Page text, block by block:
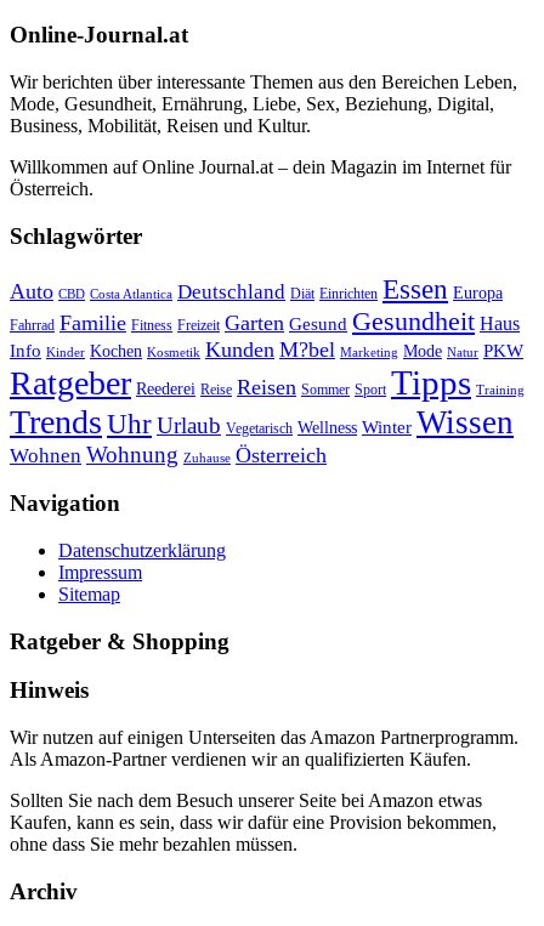
Online-Journal.at
Wir berichten über interessante Themen aus den Bereichen Leben,
Mode, Gesundheit, Ernährung, Liebe, Sex, Beziehung, Digital,
Business, Mobilität, Reisen und Kultur.
Willkommen auf Online Journal.at – dein Magazin im Internet für
Österreich.
Schlagwörter
Auto CBD Costa Atlantica Deutschland Diät Einrichten Essen Europa
Fahrrad Familie Fitness Freizeit Garten Gesund Gesundheit Haus
Info Kinder Kochen Kosmetik Kunden M?bel Marketing Mode Natur PKW
Ratgeber Reederei Reise Reisen Sommer Sport Tipps Training
Trends UhrUrlaub Vegetarisch Wellness Winter Wissen
Wohnen Wohnung Zuhause Österreich
Navigation
Datenschutzerklärung
Impressum
Sitemap
Ratgeber & Shopping
Hinweis
Wir nutzen auf einigen Unterseiten das Amazon Partnerprogramm.
Als Amazon-Partner verdienen wir an qualifizierten Käufen.
Sollten Sie nach dem Besuch unserer Seite bei Amazon etwas
Kaufen, kann es sein, dass wir dafür eine Provision bekommen,
ohne dass Sie mehr bezahlen müssen.
Archiv